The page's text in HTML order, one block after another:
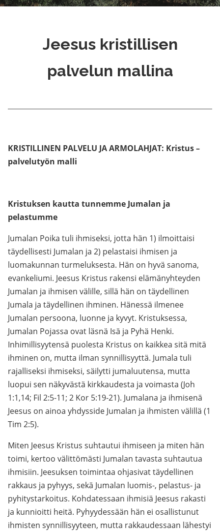
Jeesus kristillisen
palvelun mallina
KRISTILLINEN PALVELU JA ARMOLAHJAT: Kristus –
palvelutyön malli
Kristuksen kautta tunnemme Jumalan ja
pelastumme
Jumalan Poika tuli ihmiseksi, jotta hän 1) ilmoittaisi
täydellisesti Jumalan ja 2) pelastaisi ihmisen ja
luomakunnan turmeluksesta. Hän on hyvä sanoma,
evankeliumi. Jeesus Kristus rakensi elämänyhteyden
Jumalan ja ihmisen välille, sillä hän on täydellinen
Jumala ja täydellinen ihminen. Hänessä ilmenee
Jumalan persoona, luonne ja kyvyt. Kristuksessa,
Jumalan Pojassa ovat läsnä Isä ja Pyhä Henki.
Inhimillisyytensä puolesta Kristus on kaikkea sitä mitä
ihminen on, mutta ilman synnillisyyttä. Jumala tuli
rajalliseksi ihmiseksi, säilytti jumaluutensa, mutta
luopui sen näkyvästä kirkkaudesta ja voimasta (Joh
1:1,14; Fil 2:5-11; 2 Kor 5:19-21). Jumalana ja ihmisenä
Jeesus on ainoa yhdysside Jumalan ja ihmisten välillä (1
Tim 2:5).
Miten Jeesus Kristus suhtautui ihmiseen ja miten hän
toimi, kertoo välittömästi Jumalan tavasta suhtautua
ihmisiin. Jeesuksen toimintaa ohjasivat täydellinen
rakkaus ja pyhyys, sekä Jumalan luomis-, pelastus- ja
pyhitystarkoitus. Kohdatessaan ihmisiä Jeesus rakasti
ja kunnioitti heitä. Pyhyydessään hän ei osallistunut
ihmisten synnillisyyteen, mutta rakkaudessaan lähestyi